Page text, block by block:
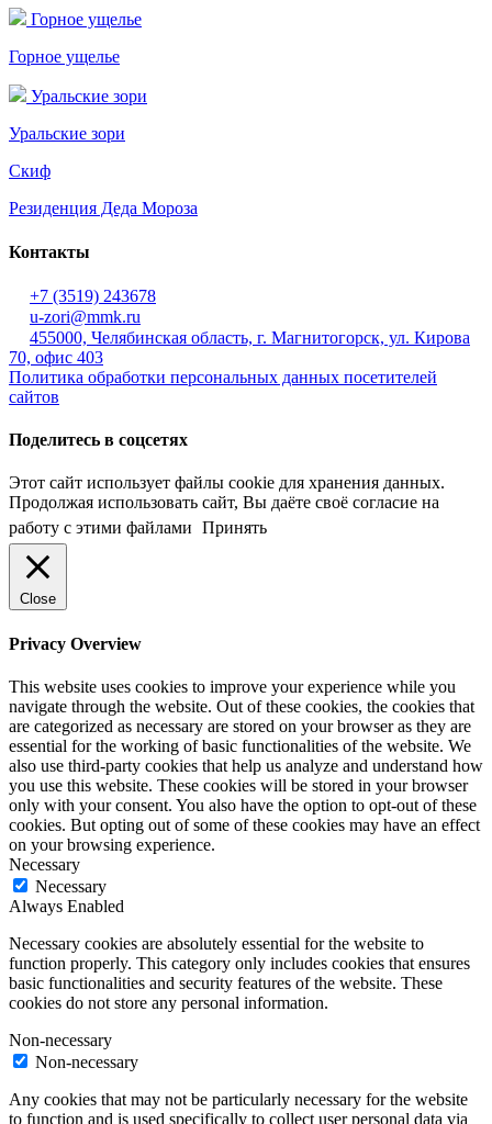
Горное ущелье
Горное ущелье
Уральские зори
Уральские зори
Скиф
Резиденция Деда Мороза
Контакты
+7 (3519) 243678
u-zori@mmk.ru
455000, Челябинская область, г. Магнитогорск, ул. Кирова
70, офис 403
Политика обработки персональных данных посетителей
сайтов
Поделитесь в соцсетях
Этот сайт использует файлы cookie для хранения данных.
Продолжая использовать сайт, Вы даёте своё согласие на
работу с этими файлами Принять
Close
Privacy Overview
This website uses cookies to improve your experience while you
navigate through the website. Out of these cookies, the cookies that
are categorized as necessary are stored on your browser as they are
essential for the working of basic functionalities of the website. We
also use third-party cookies that help us analyze and understand how
you use this website. These cookies will be stored in your browser
only with your consent. You also have the option to opt-out of these
cookies. But opting out of some of these cookies may have an effect
on your browsing experience.
Necessary
Necessary
Always Enabled
Necessary cookies are absolutely essential for the website to
function properly. This category only includes cookies that ensures
basic functionalities and security features of the website. These
cookies do not store any personal information.
Non-necessary
Non-necessary
Any cookies that may not be particularly necessary for the website
to function and is used specifically to collect user personal data via